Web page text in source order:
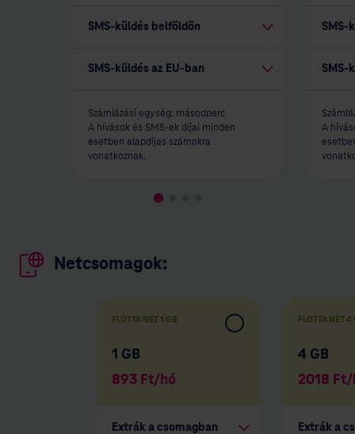
SMS-küldés belföldön
SMS-küldés az EU-ban
Számlázási egység: másodperc
A hívások és SMS-ek díjai minden
esetben alapdíjas számokra
vonatkoznak.
SMS-
SMS-
A
Netcsomagok:
FLOTTA NET 1 GB
1 GB
893 Ft/hó
Extrák a csomagban
FLOTTA NET 4
4 GB
2018 Ft/
Extrák a